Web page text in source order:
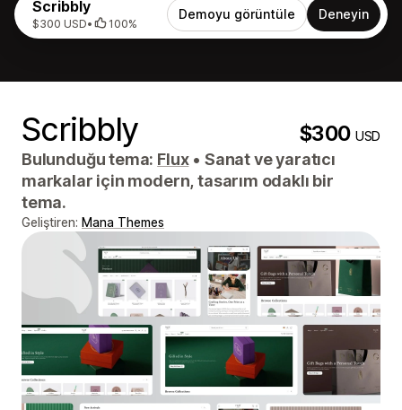
Scribbly
$300 USD• 100%
Demoyu görüntüle Deneyin
Scribbly $300USD
Bulunduğu tema: Flux • Sanat ve yaratıcı
markalar için modern, tasarım odaklı bir
tema.
Geliştiren: Mana Themes